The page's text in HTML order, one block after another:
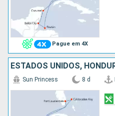
Pague em 4X
Sun Princess 8 d